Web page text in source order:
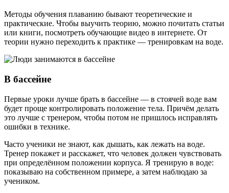
Методы обучения плаванию бывают теоретические и
практические. Чтобы выучить теорию, можно почитать статьи
или книги, посмотреть обучающие видео в интернете. От
теории нужно переходить к практике — тренировкам на воде.
В бассейне
Первые уроки лучше брать в бассейне — в стоячей воде вам
будет проще контролировать положение тела. Причём делать
это лучше с тренером, чтобы потом не пришлось исправлять
ошибки в технике.
Часто ученики не знают, как дышать, как лежать на воде.
Тренер покажет и расскажет, что человек должен чувствовать
при определённом положении корпуса. Я тренирую в воде:
показываю на собственном примере, а затем наблюдаю за
учеником.